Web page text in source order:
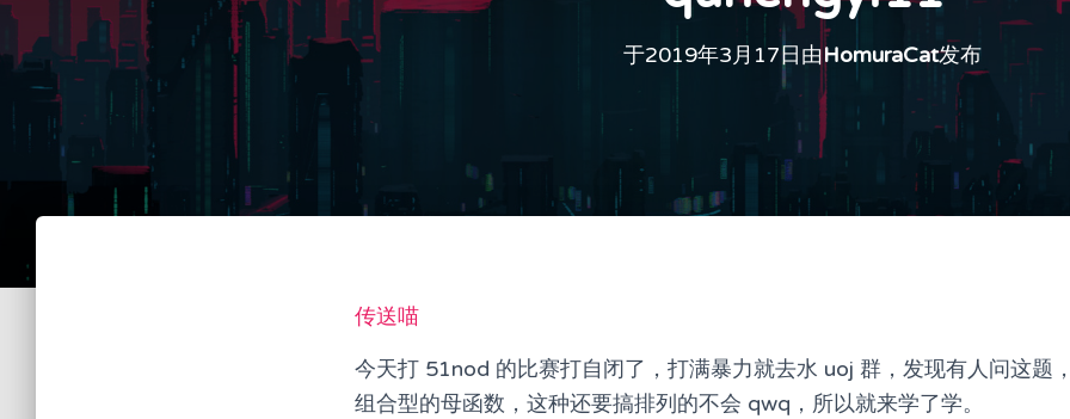
于2019年3月17日由HomuraCat发布
传送喵
今天打 51nod 的比赛打自闭了，打满暴力就去水 uoj 群，发现有人问这题
组合型的母函数，这种还要搞排列的不会 qwq，所以就来学了学。